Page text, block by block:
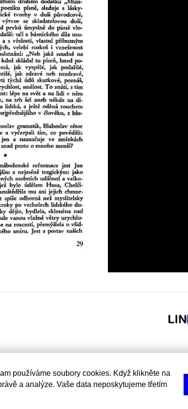
používáme soubory cookies. Když klikněte na
a analýze. Vaše data neposkytujeme třetím